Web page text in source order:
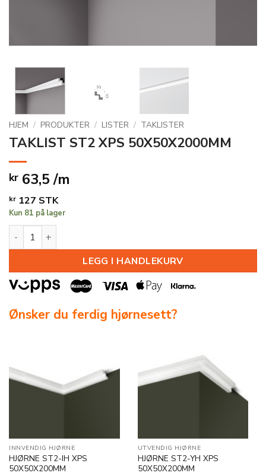
HJEM / PRODUKTER / LISTER / TAKLISTER
TAKLIST ST2 XPS 50X50X2000MM
kr 63,5 /m
kr 127 STK
Kun 81 på lager
TAKLIST ST2 XPS 50X50X2000MM antall
LEGG I HANDLEKURV
Ønsker du ferdig hjørnesett?
INNVENDIG HJØRNE
HJØRNE ST2-IH XPS
50X50X200MM
UTVENDIG HJØRNE
HJØRNE ST2-YH XPS
50X50X200MM